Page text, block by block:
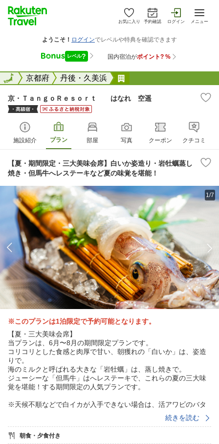
お気に入り 予約確認 ログイン メニュー
全国京都府 丹後・久美浜
全国
京・ＴａｎｇｏＲｅｓｏｒｔ はなれ 空遥
施設紹介 プラン 部屋 写真 クーポン クチコミ
【夏・期間限定・三大美味会席】白いか姿造り・岩牡蠣蒸し
焼き・但馬牛へレステーキなど夏の味覚を堪能！
1/7
※このプランは1泊限定で予約可能となります。
【夏・三大美味会席】
当プランは、6月〜8月の期間限定プランです。
コリコリとした食感と肉厚で甘い、朝獲れの「白いか」は、姿造
りで。
海のミルクと呼ばれる大きな「岩牡蠣」は、蒸し焼きで。
ジューシーな「但馬牛」はへレステーキで、これらの夏の三大味
覚を堪能！する期間限定の人気プランです。
※天候不順などで白イカが入手できない場合は、活アワビのバタ
穏やかな「波の音」とともに目覚め、夕陽に照らされて「真紅に
染まる海」を眺めながら一日を終える。
続きを読む
朝食・夕食付き